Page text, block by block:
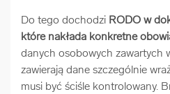
Do tego dochodzi RODO w
które nakłada konkretne
danych osobowych zawartych
zawierają dane szczególnie
musi być ściśle kontrolowany.